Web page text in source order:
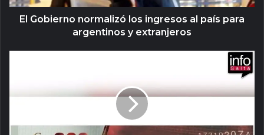
El Gobierno normalizó los ingresos al país para
argentinos y extranjeros